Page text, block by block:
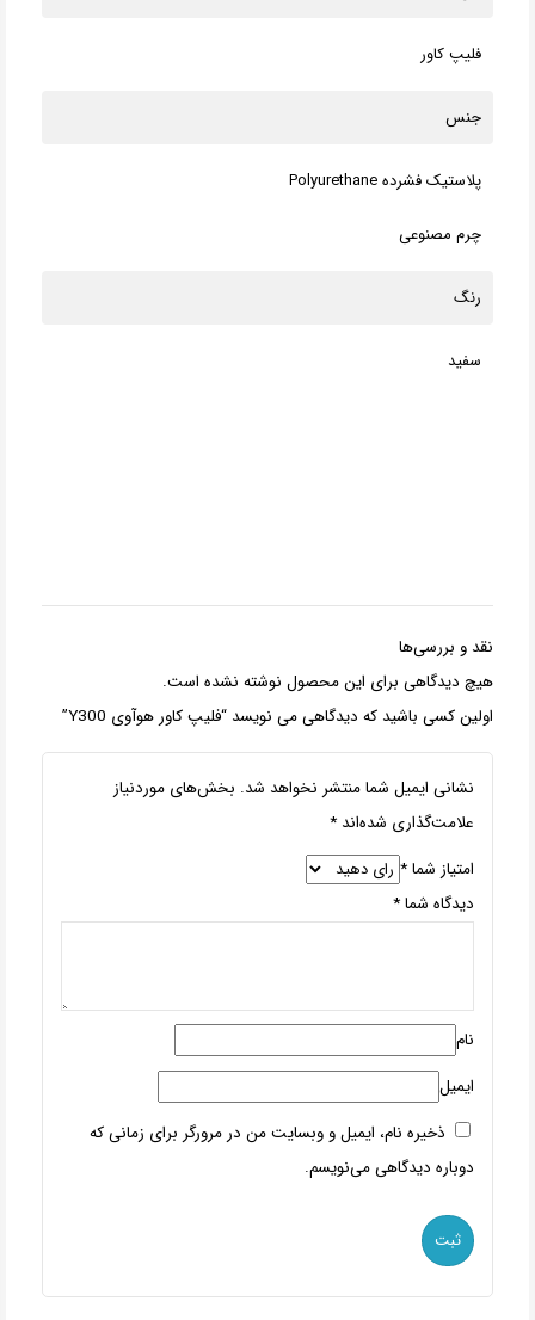
فلیپ کاور
جنس
پلاستیک فشرده Polyurethane
چرم مصنوعی
رنگ
سفید
نقد و بررسی‌ها
هیچ دیدگاهی برای این محصول نوشته نشده است.
اولین کسی باشید که دیدگاهی می نویسد “فلیپ کاور هوآوی Y300”
نشانی ایمیل شما منتشر نخواهد شد. بخش‌های موردنیاز
علامت‌گذاری شده‌اند *
امتیاز شما*
دیدگاه شما*
نام
ایمیل
ذخیره نام، ایمیل و وبسایت من در مرورگر برای زمانی که
دوباره دیدگاهی می‌نویسم.